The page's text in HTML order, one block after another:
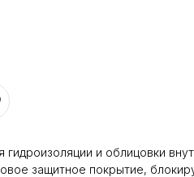
и облицовки
защитное покрытие,